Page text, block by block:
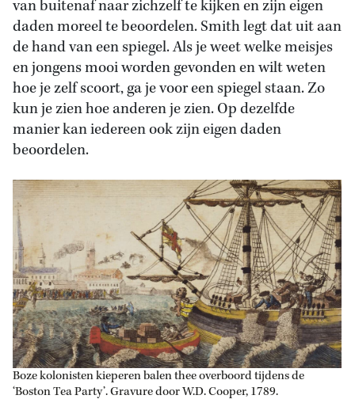
van buitenaf naar zichzelf te kijken en zijn eigen
daden moreel te beoordelen. Smith legt dat uit aan
de hand van een spiegel. Als je weet welke meisjes
en jongens mooi worden gevonden en wilt weten
hoe je zelf scoort, ga je voor een spiegel staan. Zo
kun je zien hoe anderen je zien. Op dezelfde
manier kan iedereen ook zijn eigen daden
beoordelen.
Boze kolonisten kieperen balen thee overboord tijdens de
‘Boston Tea Party’. Gravure door W.D. Cooper, 1789.